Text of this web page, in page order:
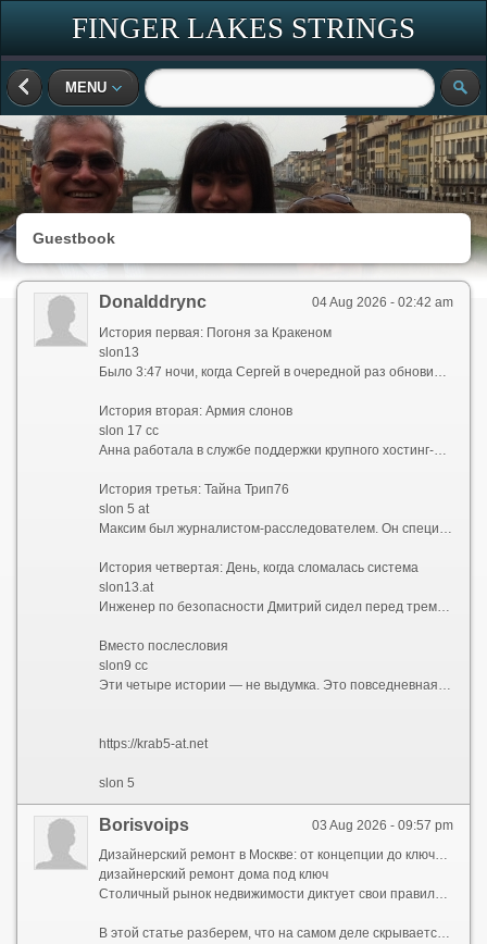
FINGER LAKES STRINGS
MENU
Guestbook
04 Aug 2026 - 02:42 am
Donalddrync
История первая: Погоня за Кракеном
slon13
Было 3:47 ночи, когда Сергей в очередной раз обновил страницу. Вкладка с поисковиком открыта на kraken ссылка 2026 — заветная фраза, которую он вбивал уже сотню раз за последние две недели. Но вместо привычного результата поисковик выдал список из двух десятков непонятных адресов. Сергей вздохнул. Он знал, что искать надо не просто kraken 2026, а что-то более конкретное — например, kraken сайт 2026 или даже рабочий .onion. Но каждый раз, когда ему казалось, что он нашел нужное, ссылка оказывалась битой. Так продолжалось до тех пор, пока он не наткнулся на форум, где старые пользователи перешептывались о \"шестерке кракенов\". Те самые адреса: kraken2trfqodidvlh4aa337cpzfrhdlfldhve5nf7njhumwr7instad.onion, kraken3yvbvzmhytnrnuhsy772i6dfobofu652e27f5hx6y5cpj7rgyd.onion, kraken4qzqnoi7ogpzpzwrxk7mw53n5i56loydwiyonu4owxsh4g67yd.onion, kraken5af44k24fwzohe6fvqfgxfsee4lgydb3ayzkfhlzqhuwlo33ad.onion, kraken6gf6o4rxewycqwjgfchzgxyfeoj5xafqbfm4vgvyaig2vmxvyd.onion и kraken7jmgt7yhhe2c4iyilthnhcugfylcztsdhh7otrr6jgdw667pqd.onion. Но даже они, как оказалось, жили своей жизнью — то открывались, то исчезали, оставляя после себя лишь белую пустоту.
История вторая: Армия слонов
slon 17 cc
Анна работала в службе поддержки крупного хостинг-провайдера. В ее задачи входил мониторинг подозрительных доменов. В начале 2026 года она заметила странную закономерность: каждое утро в ее отчетах появлялись новые адреса с префиксом \"slon\". Сначала это был slon2 и slon2 to / slon2.to, затем slon2 at / slon2.at и slon2 cc / slon2.cc. Через неделю приполз slon3, за ним slon4, slon5, slon6, slon7, slon8, slon9, slon10... Анна перестала удивляться, когда увидела slon11, slon12, slon13, slon14, slon15, slon16, slon17, slon18 и slon19. Но самое безумное было в том, что каждый из них существовал в трех зонах — .to, .at и .cc — и в двух вариантах написания. Например, можно было открыть slon 12 to или slon12.to, и оба вели на один ресурс. \"Это не домены, — сказала она своему начальнику, — это целая армия\". Тот лишь махнул рукой: \"Блокируй по одному\". Но Анна знала: пока она заблокирует одного \"слона\", родится десять новых.
История третья: Тайна Трип76
slon 5 at
Максим был журналистом-расследователем. Он специализировался на теневых схемах в интернете. Когда ему в руки попали координаты trip76.co, он сначала не придал этому значения — обычный короткий домен, которых тысячи. Но потом он увидел trip76.at, а затем заметил, что кто-то вбивает в поисковик trip76 co и trip76 at с пробелом. Это показалось ему странным. Почему один и тот же ресурс дублируется с такой точностью? Максим начал копать глубже и обнаружил пугающую связь: домены trip76 использовались как полигон для испытаний перед тем, как новые конфигурации переносились на \"слонов\". Сначала появлялся trip76.co, потом через пару дней — slon12.to. Затем trip76.at и следом — slon 12 at. \"Это как черновик и чистовик\", — понял Максим. \"Сначала тест на Трип76, потом запуск на Слоне\". Его статья о \"цифровом конвейере\" разлетелась по сети, но спустя сутки оба trip76.co и trip76.at исчезли, словно их и не было.
История четвертая: День, когда сломалась система
slon13.at
Инженер по безопасности Дмитрий сидел перед тремя мониторами. На первом был список из 108 адресов — все вариации \"слонов\" от 2 до 19: slon2.to, slon2.at, slon2.cc, slon 2 to, slon 2 at, slon 2 cc, slon3.to, slon3.at, slon3.cc, slon 3 to, slon 3 at, slon 3 cc, и так далее до slon19, включая slon 19 to, slon 19 at, slon 19 cc. На втором мониторе горели длинные .onion-адреса — вся \"шестерка кракенов\". На третьем — короткие \"трипы\": trip76.co, trip76.at, trip76 co, trip76 at. Дмитрий пытался понять, как все это связано с исходным запросом kraken ссылка 2026. Вдруг его осенило: это не сеть. Это организм. Каждый элемент подменяет другой, когда тот падает. Блокируешь slon2.to — просыпается slon2.at. Блокируешь все \"слоны\" — поднимаются \"кракены\". Блокируешь \"кракенов\" — в дело вступают \"трипы\". Круг замкнулся. В 23:59 Дмитрий выключил мониторы и написал в общем чате всего два слова: \"Мы не победим\". Наутро его коллеги обнаружили новый адрес в списке — slon20.to. И никто не знал, сколько их еще появится завтра.
Вместо послесловия
slon9 cc
Эти четыре истории — не выдумка. Это повседневная реальность 2026 года. Миллионы пользователей ежедневно пытаются найти рабочий вход среди kraken ссылка 2026, тысячи системных администраторов воюют с полчищами \"слонов\", журналисты охотятся за \"трипами\", а инженеры ломают голову над \"кракенами\". Но главный урок, который можно извлечь из всех этих историй, прост: если система плодит бесконечные зеркала с номерами от 2 до 19, если она использует .to, .at и .cc как сменные картриджи, если она прячется за длинными .onion-адресами — значит, ей нечего предложить, кроме бесконечной гонки. И единственный способ выйти из этой гонки — даже не вступать в нее. Не искать. Не кликать. Не доверять. Потому что за каждой из этих ссылок — будь то короткое trip76.at, пронумерованный slon 12.cc или монстрообразный kraken2trfq...onion — стоит не безопасность, а ловушка.
https://krab5-at.net
slon 5
03 Aug 2026 - 09:57 pm
Borisvoips
Дизайнерский ремонт в Москве: от концепции до ключей без стресса и скрытых платежей
дизайнерский ремонт дома под ключ
Столичный рынок недвижимости диктует свои правила. Покупка квартиры — это лишь половина дела, а иногда и только начало большого пути. Стандартная отделка от застройщика или устаревший советский интерьер редко отвечают запросам современного жителя мегаполиса. Именно поэтому услуга «дизайнерский ремонт под ключ» становится не роскошью, а рациональной необходимостью для тех, кто ценит свое время, комфорт и эстетику.
В этой статье разберем, что на самом деле скрывается за понятием дизайнерского ремонта в столице, из чего складывается его стоимость и как выбрать надежную команду.